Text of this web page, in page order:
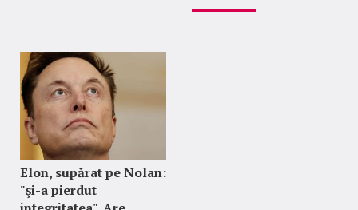
Elon, supărat pe Nolan:
"şi-a pierdut